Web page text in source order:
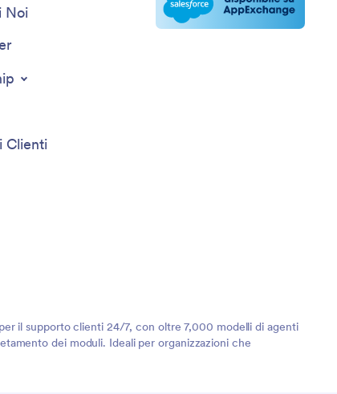
Noi
Clienti
il supporto clienti 24/7, con oltre 7,000 modelli di agenti
dei moduli. Ideali per organizzazioni che